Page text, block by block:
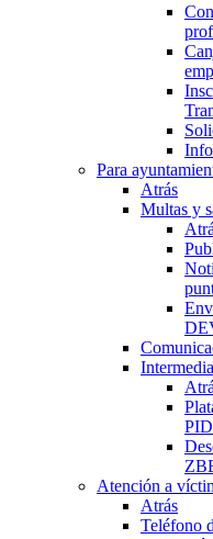
Para
Atrás
Multas y
PID
Atención a
Atrás
Teléfono